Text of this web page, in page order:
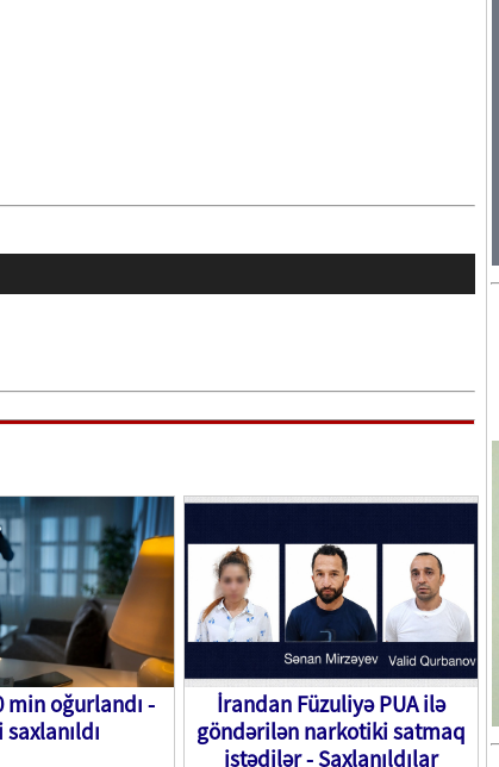
min oğurlandı -
saxlanıldı
İrandan Füzuliyə PUA ilə
göndərilən narkotiki satmaq
istədilər - Saxlanıldılar